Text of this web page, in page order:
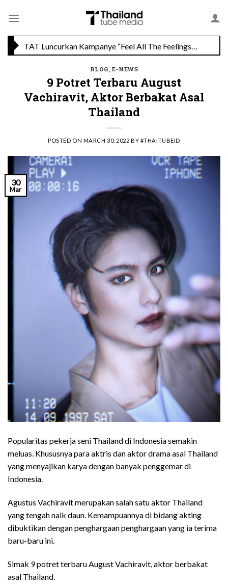
Menikmati Cita Rasa Mewah di Wolfgang’s Steakhouse di Thailand
BLOG, E-NEWS
9 Potret Terbaru August
Vachiravit, Aktor Berbakat Asal
Thailand
POSTED ON MARCH 30, 2022 BY #THAITUBEID
30
Mar
Popularitas pekerja seni Thailand di Indonesia semakin
meluas. Khususnya para aktris dan aktor drama asal Thailand
yang menyajikan karya dengan banyak penggemar di
Indonesia.
Agustus Vachiravit merupakan salah satu aktor Thailand
yang tengah naik daun. Kemampuannya di bidang akting
dibuktikan dengan penghargaan penghargaan yang ia terima
baru-baru ini.
Simak 9 potret terbaru August Vachiravit, aktor berbakat
asal Thailand.